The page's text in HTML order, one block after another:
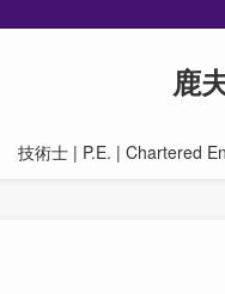
鹿
技術士 | P.E. | Chartered